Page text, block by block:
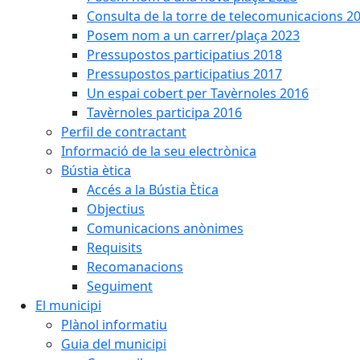
Consulta de la torre de telecomunicacions
Posem nom a un carrer/plaça 2023
Pressupostos participatius 2018
Pressupostos participatius 2017
Un espai cobert per Tavèrnoles 2016
Tavèrnoles participa 2016
Perfil de contractant
Informació de la seu electrònica
Bústia ètica
Accés a la Bústia Ètica
Objectius
Comunicacions anònimes
Requisits
Recomanacions
Seguiment
El municipi
Plànol informatiu
Guia del municipi